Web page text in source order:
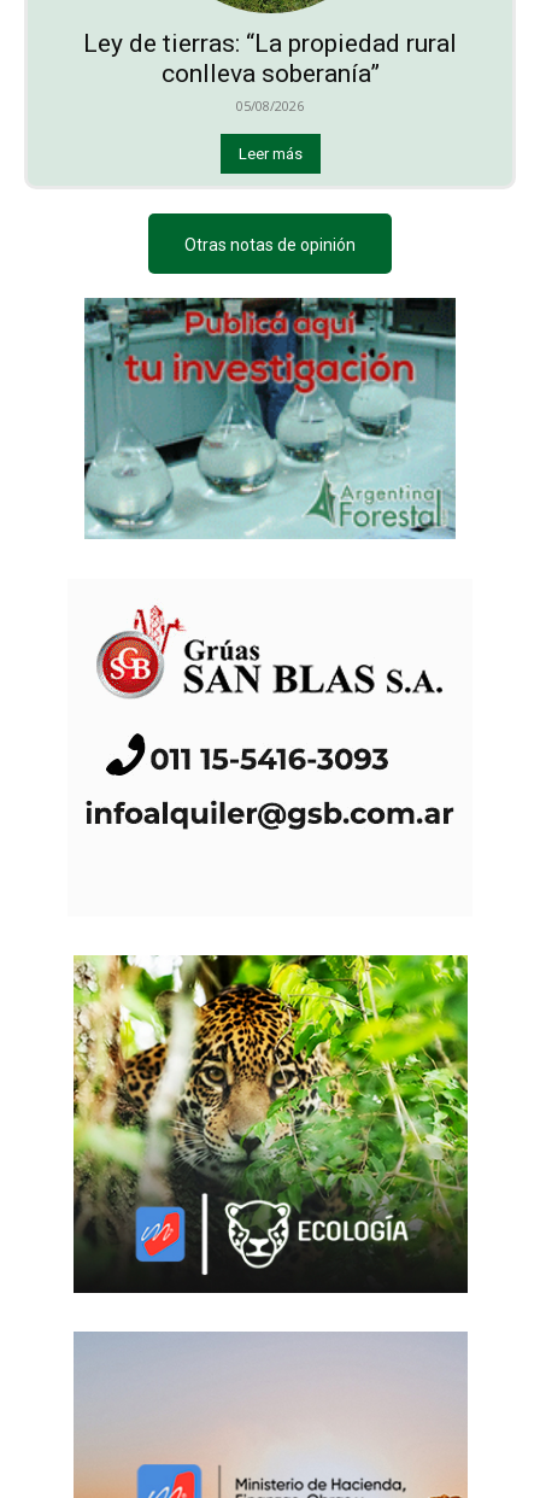
Ley de tierras: “La propiedad rural
conlleva soberanía”
05/08/2026
Leer más
Otras notas de opinión